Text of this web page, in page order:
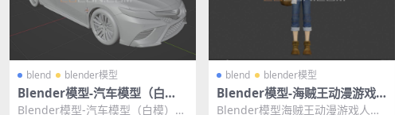
blend blender模型
Blender模型-汽车模型（白
模）文件格式blend
Blender模型-汽车模型（白模）
blend blender模型
Blender模型-海贼王动漫游戏
人物乌索普3D模型素材
Blender模型海贼王动漫游戏人物